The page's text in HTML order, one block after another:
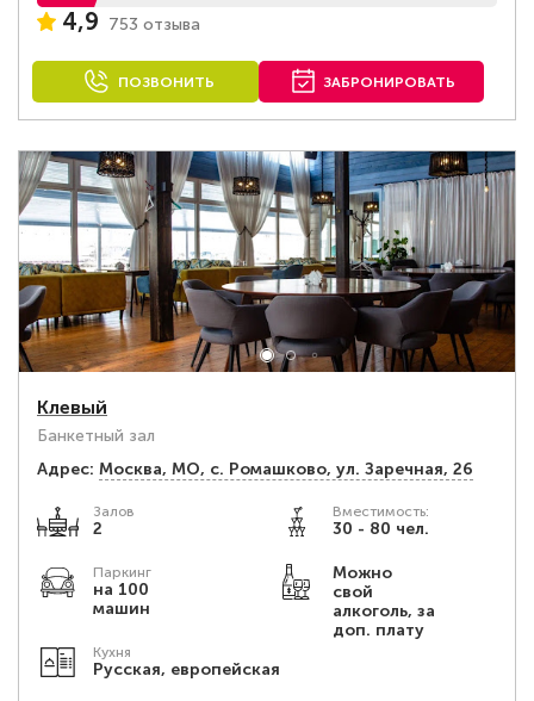
4,9 753 отзыва
ПОЗВОНИТЬ ЗАБРОНИРОВАТЬ
Клевый
Банкетный зал
Адрес: Москва, МО, с. Ромашково, ул. Заречная, 26
Залов
2
Вместимость:
30 - 80 чел.
Паркинг
на 100
машин
Можно
свой
алкоголь, за
доп. плату
Кухня
Русская, европейская